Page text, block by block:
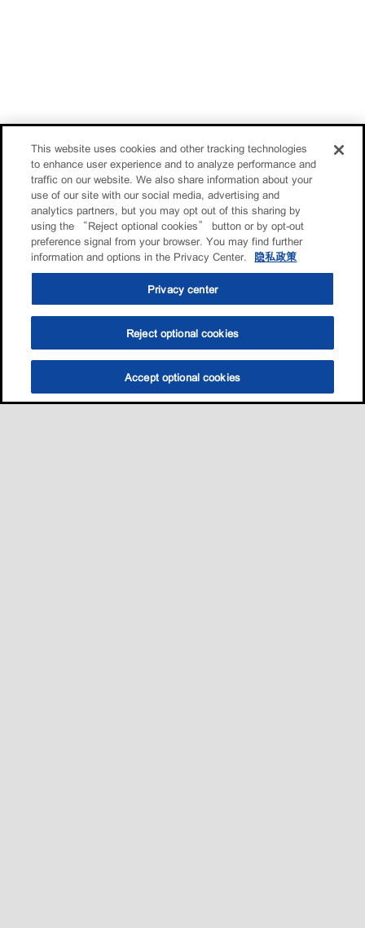
This website uses cookies and other tracking technologies
to enhance user experience and to analyze performance and
traffic on our website. We also share information about your
use of our site with our social media, advertising and
analytics partners, but you may opt out of this sharing by
using the “Reject optional cookies” button or by opt-out
preference signal from your browser. You may find further
information and options in the Privacy Center.
隐私政策
Privacy center
Reject optional cookies
Accept optional cookies